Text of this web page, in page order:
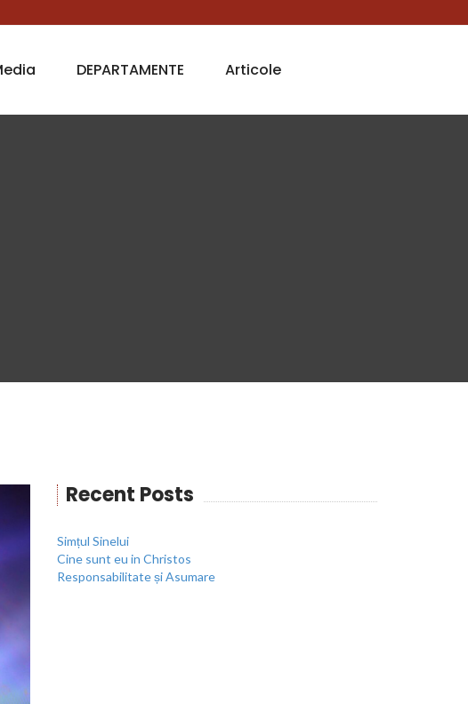
DEPARTAMENTE Articole
Recent Posts
Simțul Sinelui
Cine sunt eu in Christos
Responsabilitate și Asumare